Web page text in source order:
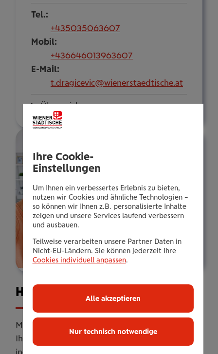
Tel.:
+435035063607
Mobil:
+436646013963607
E-Mail:
t.dragicevic@wienerstaedtische.at
Über mich
Haus­halts­ver­si­che­rung
Mit unserer Haushaltsversicherung sichern Sie
Ihr Zuhause umfassend ab. Online oder
individuell erweitert mit persönlicher
Ihre Cookie-
Einstellungen
Um Ihnen ein verbessertes Erlebnis zu bieten,
nutzen wir Cookies und ähnliche Technologien –
so können wir Ihnen z.B. personalisierte Inhalte
zeigen und unsere Services laufend verbessern
und ausbauen.
Teilweise verarbeiten unsere Partner Daten in
Nicht-EU-Ländern. Sie können jederzeit Ihre
Cookies individuell anpassen.
Nur technisch notwendige
Alle akzeptieren